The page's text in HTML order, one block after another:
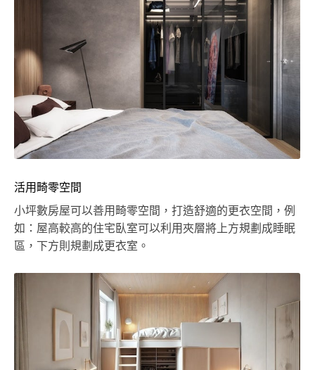
活用畸零空間
小坪數房屋可以善用畸零空間，打造舒適的更衣空間，例
如：屋高較高的住宅臥室可以利用夾層將上方規劃成睡眠
區，下方則規劃成更衣室。